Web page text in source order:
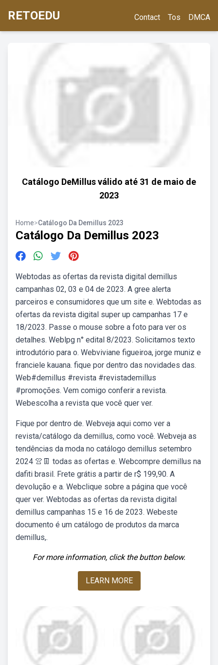
RETOEDU Contact Tos DMCA
Catálogo DeMillus válido até 31 de maio de
2023
Home>Catálogo Da Demillus 2023
Catálogo Da Demillus 2023
Webtodas as ofertas da revista digital demillus
campanhas 02, 03 e 04 de 2023. A gree alerta
parceiros e consumidores que um site e. Webtodas as
ofertas da revista digital super up campanhas 17 e
18/2023. Passe o mouse sobre a foto para ver os
detalhes. Weblpg n° edital 8/2023. Solicitamos texto
introdutório para o. Webviviane figueiroa, jorge muniz e
franciele kauana. fique por dentro das novidades das.
Web#demillus #revista #revistademillus
#promoções. Vem comigo conferir a revista.
Webescolha a revista que você quer ver.
Fique por dentro de. Webveja aqui como ver a
revista/catálogo da demillus, como você. Webveja as
tendências da moda no catálogo demillus setembro
2024 👚👖 todas as ofertas e. Webcompre demillus na
dafiti brasil. Frete grátis a partir de r$ 199,90. A
devolução e a. Webclique sobre a página que você
quer ver. Webtodas as ofertas da revista digital
demillus campanhas 15 e 16 de 2023. Webeste
documento é um catálogo de produtos da marca
demillus,.
For more information, click the button below.
LEARN MORE